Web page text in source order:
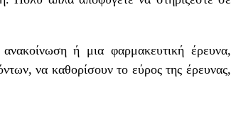
ή μια φαρμακευτική έρευνα,
να καθορίσουν το εύρος της έρευνας,